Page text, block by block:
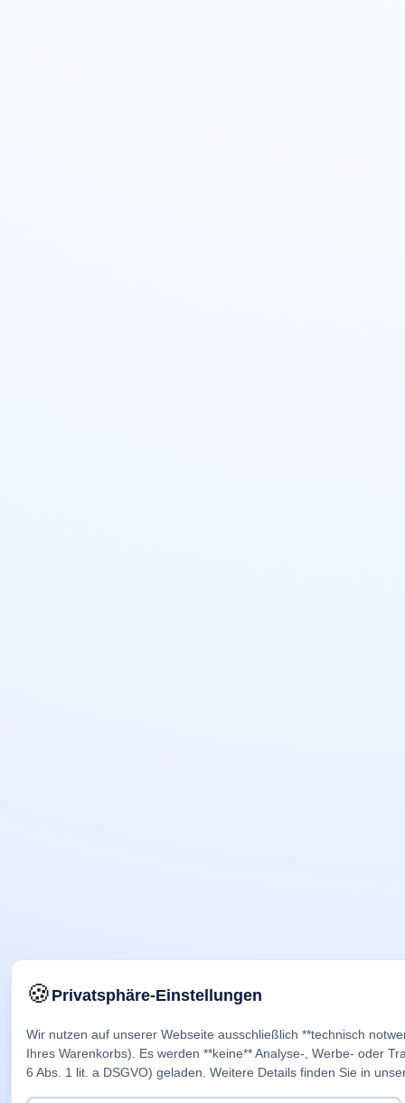
🍪Privatsphäre-Einstellungen
Wir nutzen auf unserer Webseite ausschließlich **technisch
Ihres Warenkorbs). Es werden **keine** Analyse-, Werbe- oder
6 Abs. 1 lit. a DSGVO) geladen. Weitere Details finden Sie in